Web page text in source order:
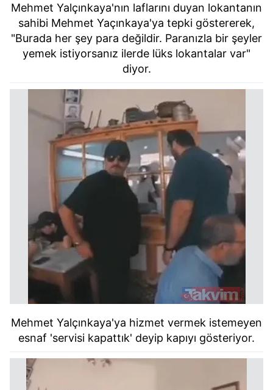
Mehmet Yalçınkaya'nın laflarını duyan lokantanın
sahibi Mehmet Yaçınkaya'ya tepki göstererek,
"Burada her şey para değildir. Paranızla bir şeyler
yemek istiyorsanız ilerde lüks lokantalar var"
diyor.
Mehmet Yalçınkaya'ya hizmet vermek istemeyen
esnaf 'servisi kapattık' deyip kapıyı gösteriyor.